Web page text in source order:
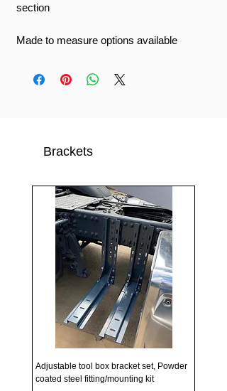
section
Made to measure options available
Brackets
Adjustable tool box bracket set, Powder
coated steel fitting/mounting kit